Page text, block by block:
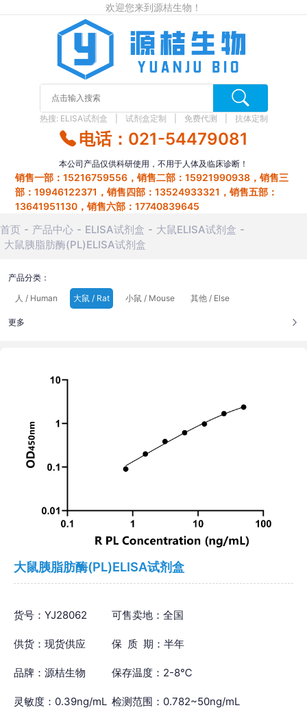
欢迎您来到源桔生物！
热搜: ELISA试剂盒 试剂盒定制 免费代测 抗体定制
电话：021-54479081
本公司产品仅供科研使用，不用于人体及临床诊断！
销售一部：15216759556，销售二部：15921990938，销售三
部：19946122371，销售四部：13524933321，销售五部：
13641951130，销售六部：17740839645
首页 产品中心 ELISA试剂盒
大鼠ELISA试剂盒
大鼠胰脂肪酶(PL)ELISA试剂盒
产品分类：
人 / Human
大鼠 / Rat 小鼠 / Mouse 其他 / Else
更多
大鼠胰脂肪酶(PL)ELISA试剂盒
货号：YJ28062 可售卖地：全国
供货：现货供应 保 质 期：半年
品牌：源桔生物 保存温度：2-8℃
灵敏度：0.39ng/mL 检测范围：0.782~50ng/mL